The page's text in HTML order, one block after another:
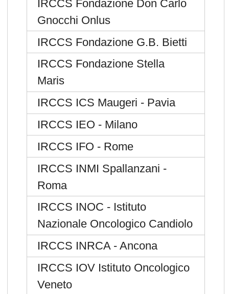
IRCCS Fondazione Don Carlo
Gnocchi Onlus
IRCCS Fondazione G.B. Bietti
IRCCS Fondazione Stella
Maris
IRCCS ICS Maugeri - Pavia
IRCCS IEO - Milano
IRCCS IFO - Rome
IRCCS INMI Spallanzani -
Roma
IRCCS INOC - Istituto
Nazionale Oncologico Candiolo
IRCCS INRCA - Ancona
IRCCS IOV Istituto Oncologico
Veneto